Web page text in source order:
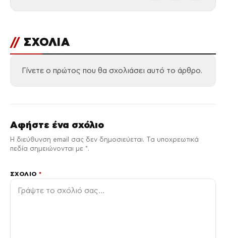
// ΣΧΟΛΙΑ
Γίνετε ο πρώτος που θα σχολιάσει αυτό το άρθρο.
Αφήστε ένα σχόλιο
Η διεύθυνση email σας δεν δημοσιεύεται. Τα υποχρεωτικά
πεδία σημειώνονται με *.
ΣΧΌΛΙΟ*